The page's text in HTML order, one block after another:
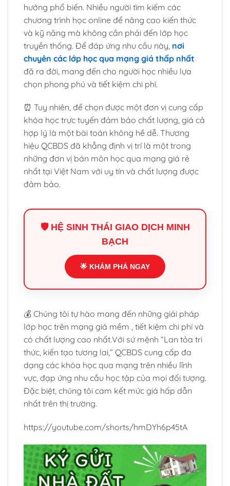
hướng phổ biến. Nhiều người tìm kiếm các
chương trình học online để nâng cao kiến thức
và kỹ năng mà không cần phải đến lớp học
truyền thống. Để đáp ứng nhu cầu này, nơi
chuyên các lớp học qua mạng giá thấp nhất
đã ra đời, mang đến cho người học nhiều lựa
chọn phong phú và tiết kiệm chi phí.
⏰ Tuy nhiên, để chọn được một đơn vị cung cấp
khóa học trực tuyến đảm bảo chất lượng, giá cả
hợp lý là một bài toán không hề dễ. Thương
hiệu QCBDS đã khẳng định vị trí là một trong
những đơn vị bán môn học qua mạng giá rẻ
nhất tại Việt Nam với uy tín và chất lượng được
đảm bảo.
🛡️ HỆ SINH THÁI GIAO DỊCH MINH
BẠCH
🌟 KHÁM PHÁ NGAY
💰 Chúng tôi tự hào mang đến những giải pháp
lớp học trên mạng giá mềm , tiết kiệm chi phí và
có chất lượng cao nhất.Với sứ mệnh “Lan tỏa tri
thức, kiến tạo tương lai,” QCBDS cung cấp đa
dạng các khóa học qua mạng trên nhiều lĩnh
vực, đạp ứng nhu cầu học tập của mọi đối tượng.
Đặc biệt, chúng tôi cam kết mức giá hấp dẫn
nhất trên thị trường.
https://youtube.com/shorts/hmDYh6p45tA